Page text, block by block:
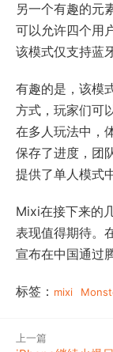
另一个有趣的元
可以允许四个用
该模式仅支持蓝牙
有趣的是，该模
方式，玩家们可
在多人玩法中，
保存了进度，团
提供了单人模式
Mixi在接下来的
表现值得期待。
宣布在中国通过
标签： mixi
上一篇